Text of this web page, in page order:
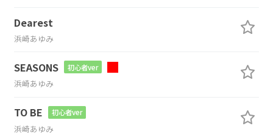
Dearest
浜崎あゆみ
SEASONS 初心者ver
浜崎あゆみ
TO BE 初心者ver
浜崎あゆみ